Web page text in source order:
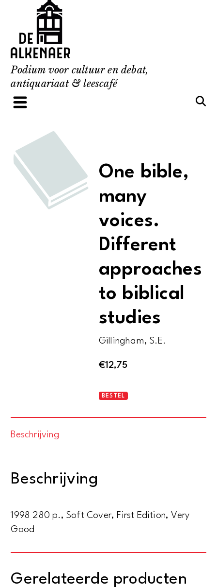
content
Podium voor cultuur en debat,
antiquariaat & leescafé
One bible,
many
voices.
Different
approaches
to biblical
studies
Gillingham, S.E.
€12,75
One
aantal
BESTEL
Beschrijving
Beschrijving
1998 280 p., Soft Cover, First Edition, Very
Good
Gerelateerde producten